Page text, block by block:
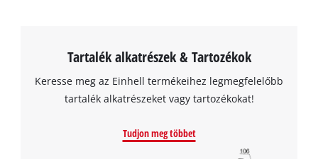
Tartalék alkatrészek & Tartozékok
Keresse meg az Einhell termékeihez legmegfelelőbb
tartalék alkatrészeket vagy tartozékokat!
Tudjon meg többet